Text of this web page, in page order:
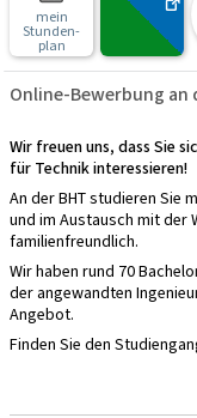
mein
Stunden-
plan
Online-Bewerbung an
Wir freuen uns, dass Sie
für Technik interessieren!
An der BHT studieren Sie
und im Austausch mit der
familienfreundlich.
Wir haben rund 70
der angewandten
Angebot.
Finden Sie den